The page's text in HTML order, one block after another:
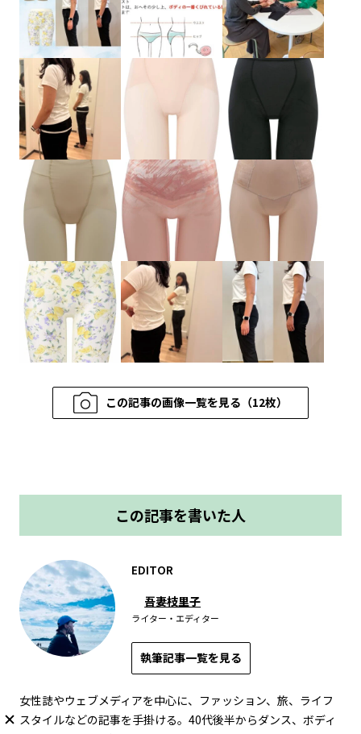
この記事の画像一覧を見る（12枚）
この記事を書いた人
EDITOR
吾妻枝里子
ライター・エディター
執筆記事一覧を見る
女性誌やウェブメディアを中心に、ファッション、旅、ライフ
スタイルなどの記事を手掛ける。40代後半からダンス、ボディ